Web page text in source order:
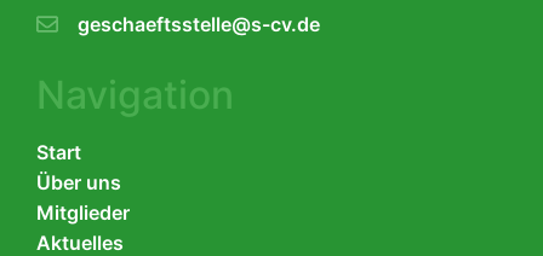
geschaeftsstelle@s-cv.de
Navigation
Start
Über uns
Mitglieder
Aktuelles